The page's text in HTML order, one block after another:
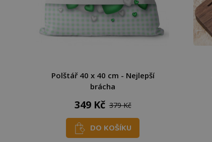
Polštář 40 x 40 cm - Nejlepší
brácha
349 Kč 379 Kč
DO KOŠÍKU